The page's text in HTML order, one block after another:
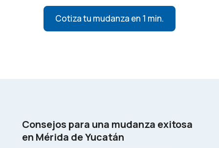
Cotiza tu mudanza en 1 min.
Consejos para una mudanza exitosa
en Mérida de Yucatán